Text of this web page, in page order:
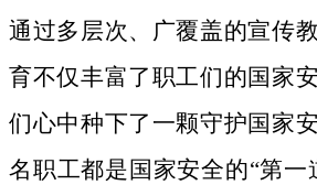
通过多层次、广覆盖的宣传
育不仅丰富了职工们的国家
们心中种下了一颗守护国家
名职工都是国家安全的“第一